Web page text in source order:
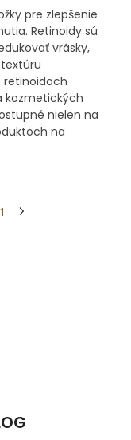
pre zlepšenie
Retinoidy sú
vrásky,
retinoidoch
kozmetických
nielen na
na